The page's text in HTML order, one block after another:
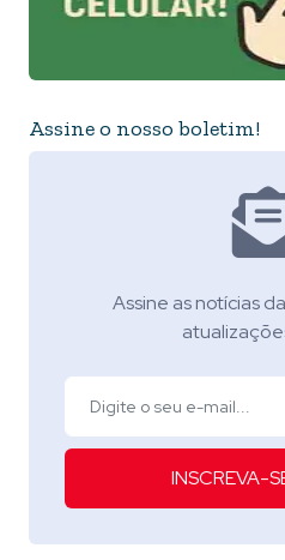
Assine o nosso boletim!
Assine as notícias
INSCREVA-